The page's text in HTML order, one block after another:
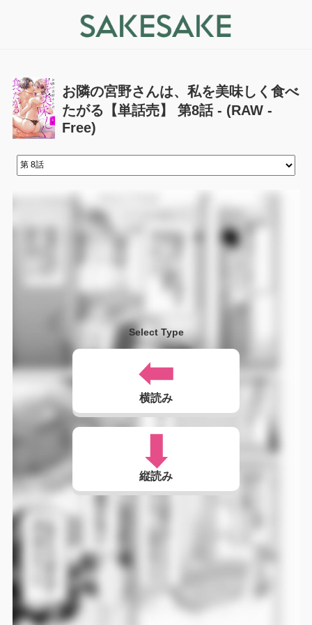
お隣の宮野さんは、私を美味しく食べ
たがる【単話売】 第8話 - (RAW -
Free)
Select Type
横読み
縦読み